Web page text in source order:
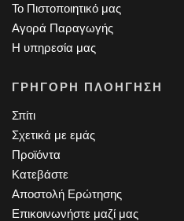
Το Πιστοποιητικό μας
Αγορά Παραγωγής
Η υπηρεσία μας
ΓΡΉΓΟΡΗ ΠΛΟΉΓΗΣΗ
Σπίτι
Σχετικά με εμάς
Προϊόντα
Κατεβάστε
Αποστολή Ερώτησης
Επικοινωνήστε μαζί μας